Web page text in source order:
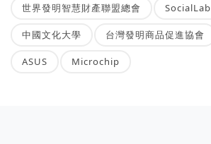
世界發明智慧財產聯盟總會 SocialLab
中國文化大學 台灣發明商品促進協會
ASUS Microchip